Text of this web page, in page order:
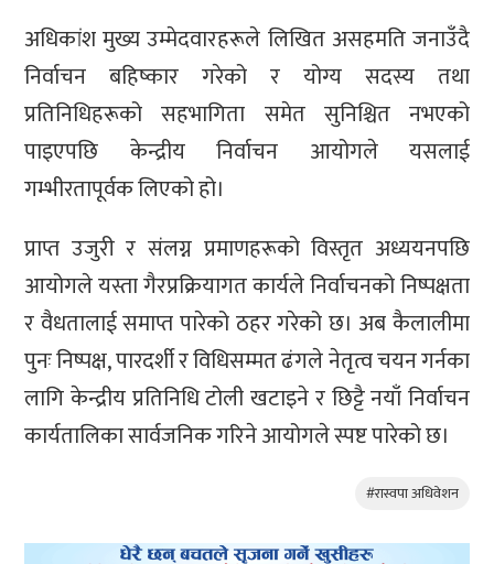
अधिकांश मुख्य उम्मेदवारहरूले लिखित असहमति जनाउँदै
निर्वाचन बहिष्कार गरेको र योग्य सदस्य तथा
प्रतिनिधिहरूको सहभागिता समेत सुनिश्चित नभएको
पाइएपछि केन्द्रीय निर्वाचन आयोगले यसलाई
गम्भीरतापूर्वक लिएको हो।
प्राप्त उजुरी र संलग्न प्रमाणहरूको विस्तृत अध्ययनपछि
आयोगले यस्ता गैरप्रक्रियागत कार्यले निर्वाचनको निष्पक्षता
र वैधतालाई समाप्त पारेको ठहर गरेको छ। अब कैलालीमा
पुनः निष्पक्ष, पारदर्शी र विधिसम्मत ढंगले नेतृत्व चयन गर्नका
लागि केन्द्रीय प्रतिनिधि टोली खटाइने र छिट्टै नयाँ निर्वाचन
कार्यतालिका सार्वजनिक गरिने आयोगले स्पष्ट पारेको छ।
#रास्वपा अधिवेशन